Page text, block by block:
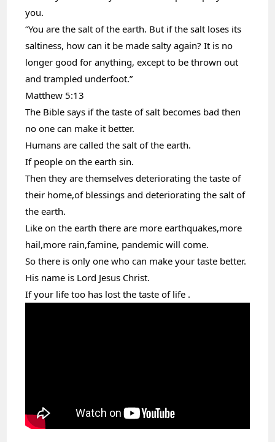
you.
“You are the salt of the earth. But if the salt loses its
saltiness, how can it be made salty again? It is no
longer good for anything, except to be thrown out
and trampled underfoot.”
Matthew 5:13
The Bible says if the taste of salt becomes bad then
no one can make it better.
Humans are called the salt of the earth.
If people on the earth sin.
Then they are themselves deteriorating the taste of
their home,of blessings and deteriorating the salt of
the earth.
Like on the earth there are more earthquakes,more
hail,more rain,famine, pandemic will come.
So there is only one who can make your taste better.
His name is Lord Jesus Christ.
If your life too has lost the taste of life .